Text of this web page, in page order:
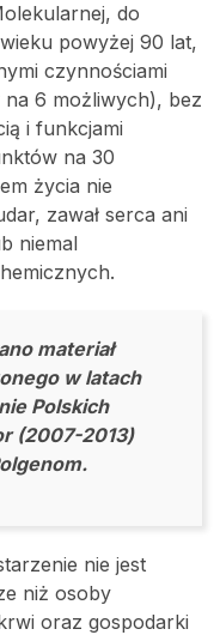
do
powyżej 90 lat,
czynnościami
6 możliwych), bez
i funkcjami
na 30
życia nie
zawał serca ani
niemal
materiał
w latach
Polskich
(2007-2013)
nie jest
niż osoby
oraz gospodarki